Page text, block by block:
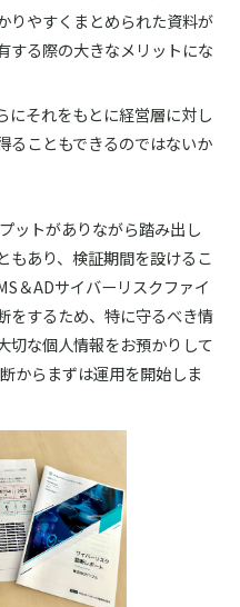
りやすくまとめられた資料が
する際の大きなメリットにな
にそれをもとに経営層に対し
ることもできるのではないか
ットがありながら踏み出し
もあり、検証期間を設けるこ
＆ADサイバーリスクファイ
をするため、特に守るべき情
切な個人情報をお預かりして
からまずは運用を開始しま